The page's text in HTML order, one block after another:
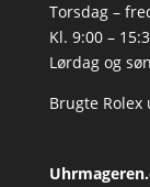
Torsdag –
Kl. 9:00 –
Lørdag og
Brugte Rolex